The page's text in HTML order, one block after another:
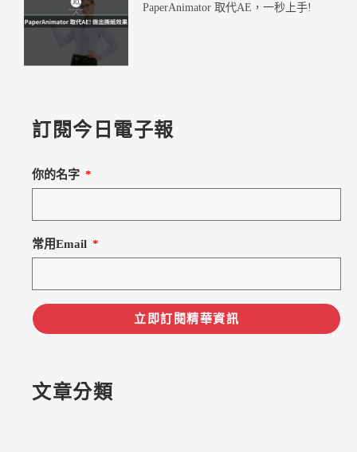
PaperAnimator 取代AE，一秒上手!
訂閱今日電子報
你的名字
常用Email
立即訂閱精華資訊
文章分類